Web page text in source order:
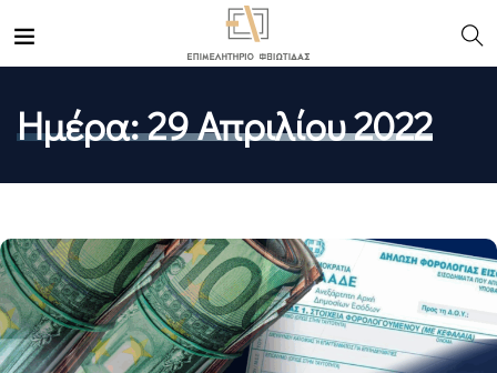
Ημέρα:29 Απριλίου 2022